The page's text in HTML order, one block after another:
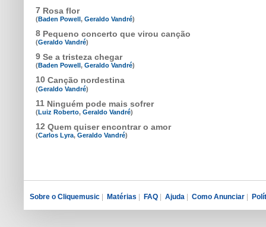
7 Rosa flor
(Baden Powell, Geraldo Vandré)
8 Pequeno concerto que virou canção
(Geraldo Vandré)
9 Se a tristeza chegar
(Baden Powell , Geraldo Vandré)
10 Canção nordestina
(Geraldo Vandré)
11 Ninguém pode mais sofrer
(Luiz Roberto, Geraldo Vandré)
12 Quem quiser encontrar o amor
(Carlos Lyra, Geraldo Vandré)
Sobre o Cliquemusic Matérias FAQ Ajuda Como Anunciar